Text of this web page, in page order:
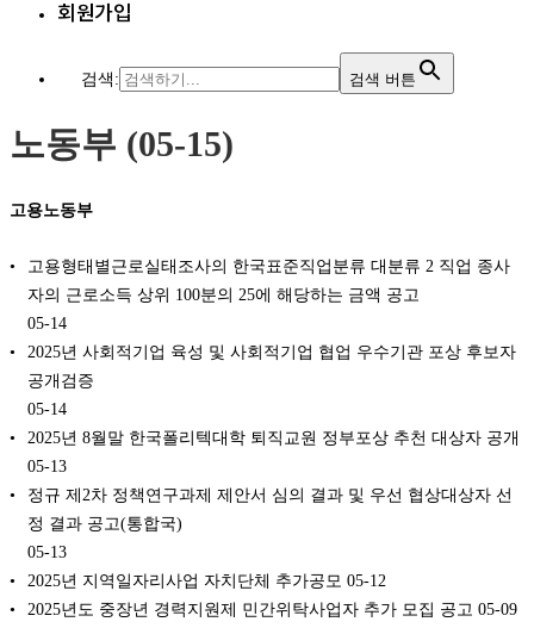
회원가입
검색: 검색 버튼
노동부 (05-15)
고용노동부
고용형태별근로실태조사의 한국표준직업분류 대분류 2 직업 종사
자의 근로소득 상위 100분의 25에 해당하는 금액 공고
05-14
2025년 사회적기업 육성 및 사회적기업 협업 우수기관 포상 후보자
공개검증
05-14
2025년 8월말 한국폴리텍대학 퇴직교원 정부포상 추천 대상자 공개
05-13
정규 제2차 정책연구과제 제안서 심의 결과 및 우선 협상대상자 선
정 결과 공고(통합국)
05-13
2025년 지역일자리사업 자치단체 추가공모 05-12
2025년도 중장년 경력지원제 민간위탁사업자 추가 모집 공고 05-09